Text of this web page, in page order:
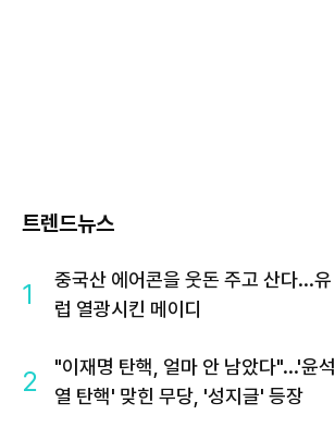
트렌드뉴스
1
중국산 에어콘을 웃돈 주고 산다...유
럽 열광시킨 메이디
2
"이재명 탄핵, 얼마 안 남았다"...'윤석
열 탄핵' 맞힌 무당, '성지글' 등장